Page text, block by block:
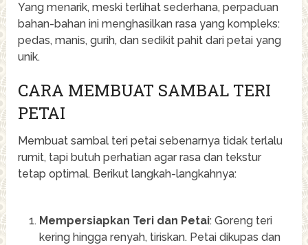
Yang menarik, meski terlihat sederhana, perpaduan
bahan-bahan ini menghasilkan rasa yang kompleks:
pedas, manis, gurih, dan sedikit pahit dari petai yang
unik.
CARA MEMBUAT SAMBAL TERI
PETAI
Membuat sambal teri petai sebenarnya tidak terlalu
rumit, tapi butuh perhatian agar rasa dan tekstur
tetap optimal. Berikut langkah-langkahnya:
Mempersiapkan Teri dan Petai: Goreng teri
kering hingga renyah, tiriskan. Petai dikupas dan